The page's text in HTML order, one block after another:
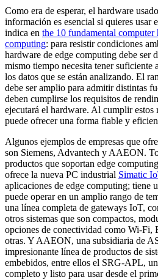
Como era de esperar, el hardware
información es esencial si quieres usar
indica en the 10 fundamental computer
computing: para resistir condiciones
hardware de edge computing debe ser
mismo tiempo necesita tener suficiente
los datos que se están analizando. El
debe ser amplio para admitir distintas
deben cumplirse los requisitos de
ejecutará el hardware. Al cumplir
puede ofrecer una forma fiable y
Algunos ejemplos de empresas que
son Siemens, Advantech y AAEON.
productos que soportan edge
ofrece la nueva PC industrial Simatic
aplicaciones de edge computing; tiene
puede operar en un amplio rango de
una línea completa de gateways IoT,
otros sistemas que son compactos,
opciones de conectividad como Wi-
otras. Y AAEON, una subsidiaria de
impresionante línea de productos de
embebidos, entre ellos el SRG-APL,
completo y listo para usar desde el